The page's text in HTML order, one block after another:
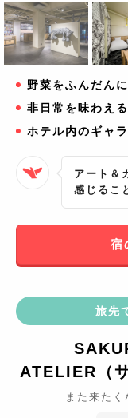
野菜をふんだん
非日常を味わえ
ホテル内のギャ
アート＆
感じるこ
宿
旅先
ATELIER（
また来た